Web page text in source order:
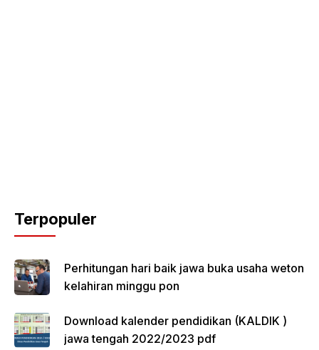
Terpopuler
Perhitungan hari baik jawa buka usaha weton
kelahiran minggu pon
Download kalender pendidikan (KALDIK )
jawa tengah 2022/2023 pdf